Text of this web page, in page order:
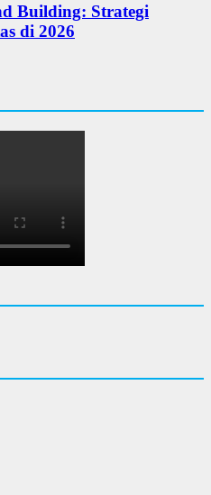
Building: Strategi
di 2026